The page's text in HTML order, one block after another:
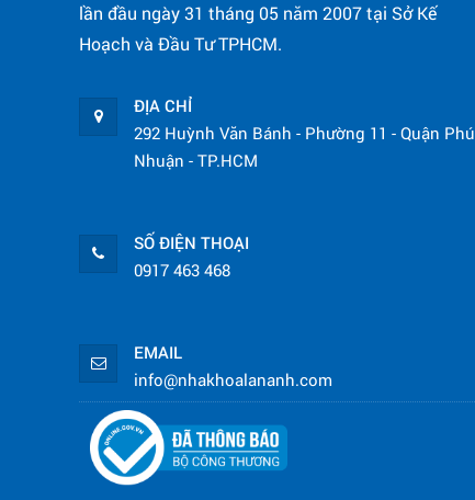
lần đầu ngày 31 tháng 05 năm 2007 tại Sở Kế
Hoạch và Đầu Tư TPHCM.
ĐỊA CHỈ
292 Huỳnh Văn Bánh - Phường 11 - Quận Phú
Nhuận - TP.HCM
SỐ ĐIỆN THOẠI
0917 463 468
EMAIL
info@nhakhoalananh.com